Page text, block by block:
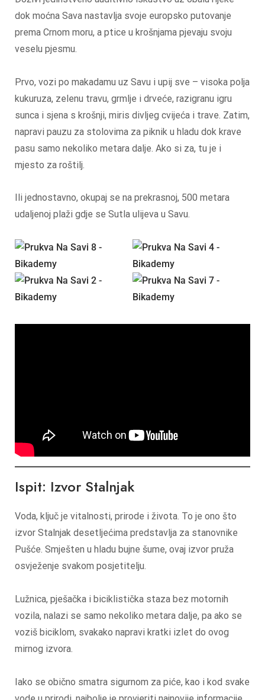
dok moćna Sava nastavlja svoje europsko putovanje
prema Crnom moru, a ptice u krošnjama pjevaju svoju
veselu pjesmu.
Prvo, vozi po makadamu uz Savu i upij sve – visoka polja
kukuruza, zelenu travu, grmlje i drveće, razigranu igru
sunca i sjena s krošnji, miris divljeg cvijeća i trave. Zatim,
napravi pauzu za stolovima za piknik u hladu dok krave
pasu samo nekoliko metara dalje. Ako si za, tu je i
mjesto za roštilj.
Ili jednostavno, okupaj se na prekrasnoj, 500 metara
udaljenoj plaži gdje se Sutla ulijeva u Savu.
Ispit: Izvor Stalnjak
Voda, ključ je vitalnosti, prirode i života. To je ono što
izvor Stalnjak desetljećima predstavlja za stanovnike
Pušće. Smješten u hladu bujne šume, ovaj izvor pruža
osvježenje svakom posjetitelju.
Lužnica, pješačka i biciklistička staza bez motornih
vozila, nalazi se samo nekoliko metara dalje, pa ako se
voziš biciklom, svakako napravi kratki izlet do ovog
mirnog izvora.
Iako se obično smatra sigurnom za piće, kao i kod svake